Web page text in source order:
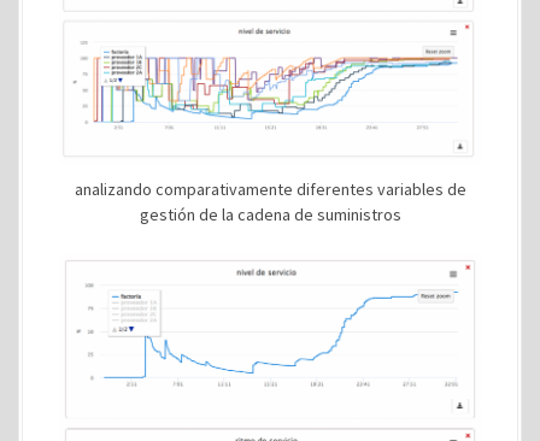
analizando comparativamente diferentes variables de
gestión de la cadena de suministros